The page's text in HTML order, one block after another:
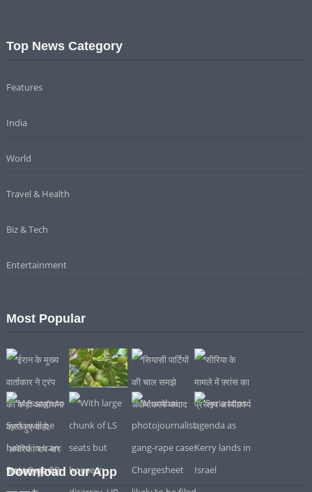
Top News Category
Features
India
World
Travel & Health
Biz & Tech
Entertainment
Most Popular
Download our App